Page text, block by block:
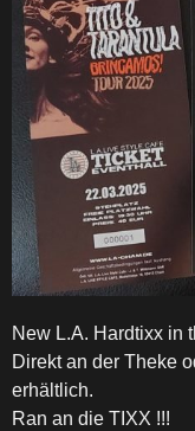
New L.A. Hardtixx in
Direkt an der Theke
erhältlich.
Ran an die TIXX !!!